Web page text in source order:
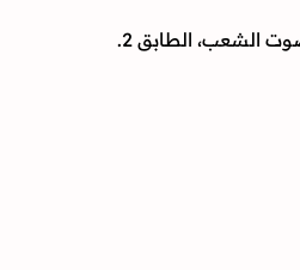
الشعب، الطابق 2.